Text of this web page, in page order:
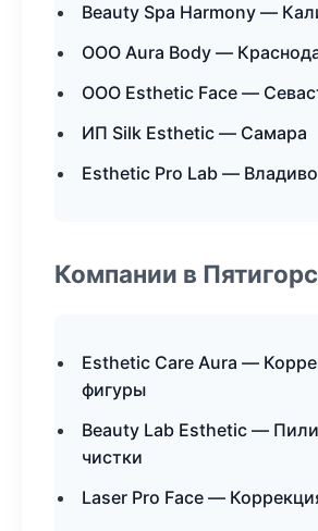
Beauty Spa Harmony —
ООО Aura Body —
ООО Esthetic Face —
ИП Silk Esthetic — Самара
Esthetic Pro Lab —
Компании в
Esthetic Care Aura —
фигуры
Beauty Lab Esthetic —
чистки
Laser Pro Face —